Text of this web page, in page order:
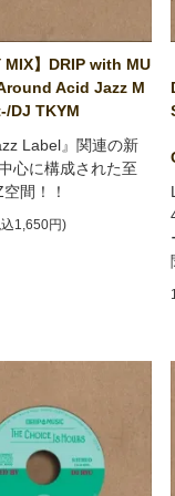
MIX】DRIP with MU
Acid Jazz M
DJ TKYM
Label』関連の新
心に構成された至
間！！
1,650円)